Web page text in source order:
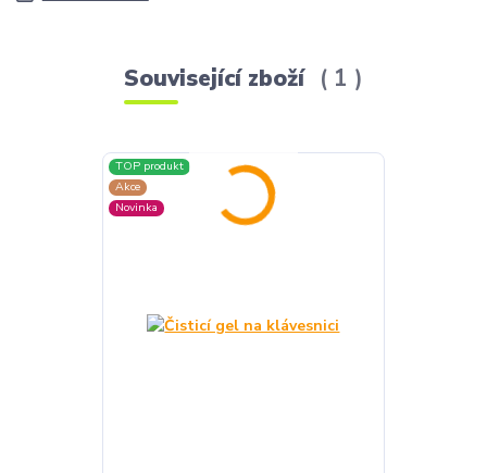
Související zboží 1
TOP produkt
Akce
Novinka